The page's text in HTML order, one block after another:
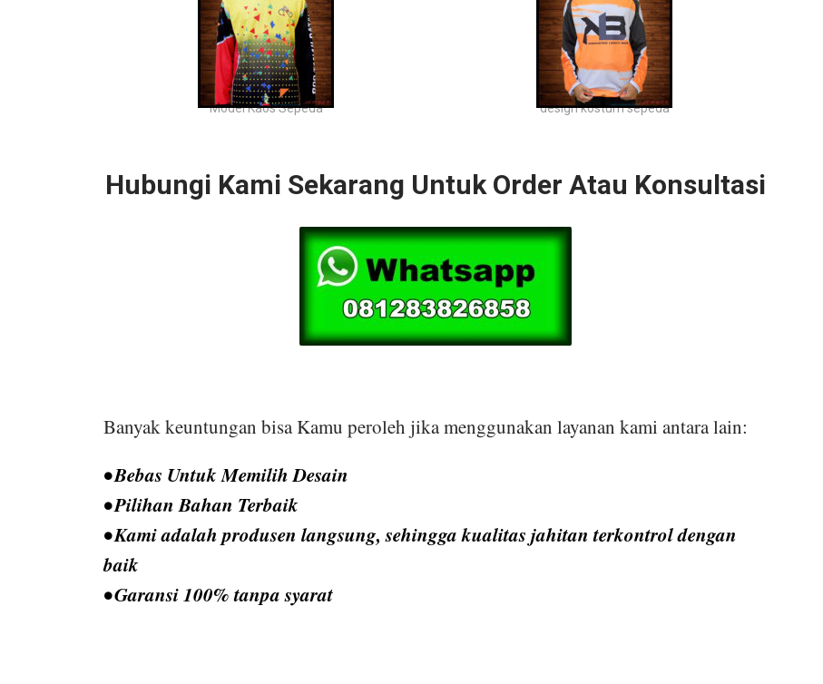
Model Kaos Sepeda design kostum sepeda
Hubungi Kami Sekarang Untuk Order Atau Konsultasi
Banyak keuntungan bisa Kamu peroleh jika menggunakan layanan kami antara lain:
• Bebas Untuk Memilih Desain
• Pilihan Bahan Terbaik
• Kami adalah produsen langsung, sehingga kualitas jahitan terkontrol dengan
baik
• Garansi 100% tanpa syarat